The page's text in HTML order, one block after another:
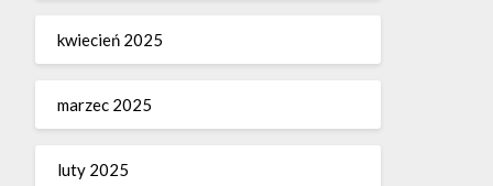
kwiecień 2025
marzec 2025
luty 2025